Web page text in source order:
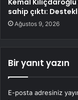
Kemal Kılıçdaroğlu
sahip çıktı:
Ağustos 9, 2026
Bir yanıt yazın
E-posta adresiniz